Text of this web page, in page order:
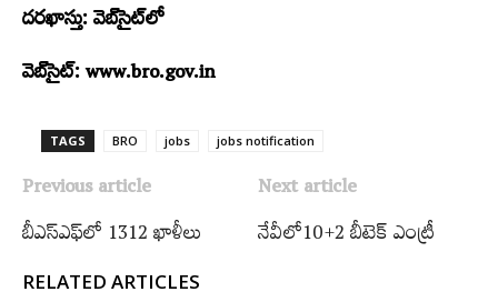
దరఖాస్తు: వెబ్‌సైట్‌లో
వెబ్‌సైట్‌: www.bro.gov.in
TAGS BRO jobs jobs notification
Previous article
బీఎస్ఎఫ్‌లో 1312 ఖాళీలు
Next article
నేవీలో10+2 బీటెక్‌ ఎంట్రీ
RELATED ARTICLES